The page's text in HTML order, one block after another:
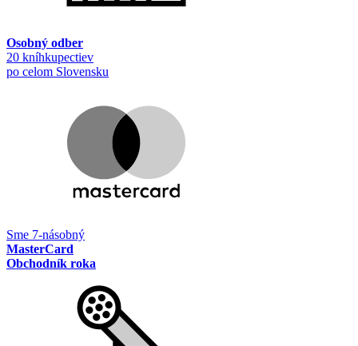
Osobný odber
20 kníhkupectiev
po celom Slovensku
Sme 7-násobný
MasterCard
Obchodník roka